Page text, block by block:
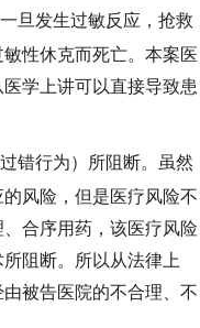
旦发生过敏反应，抢救
性休克而死亡。本案医
学上讲可以直接导致患
错行为）所阻断。虽然
风险，但是医疗风险不
合序用药，该医疗风险
阻断。所以从法律上
被告医院的不合理、不